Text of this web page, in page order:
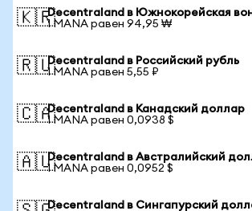
🇰🇷Decentraland в Южнокорейская
1 MANA равен 94,95 ₩
🇷🇺Decentraland в Российский рубль
1 MANA равен 5,55 ₽
🇨🇦Decentraland в Канадский доллар
1 MANA равен 0,0938 $
🇦🇺Decentraland в Австралийский
1 MANA равен 0,0952 $
Decentraland в Сингапурский